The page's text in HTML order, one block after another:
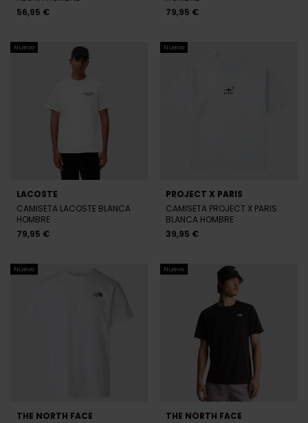
56,95 €
79,95 €
Nuevo
LACOSTE
CAMISETA LACOSTE BLANCA
HOMBRE
79,95 €
Nuevo
PROJECT X PARIS
CAMISETA PROJECT X PARIS
BLANCA HOMBRE
39,95 €
Nuevo
THE NORTH FACE
Nuevo
THE NORTH FACE